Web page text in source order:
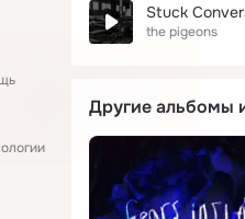
Stuck
the pigeons
Другие альбомы